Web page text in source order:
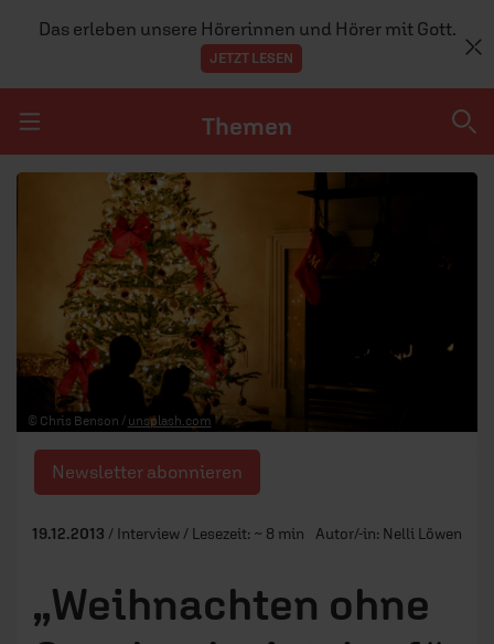
Das erleben unsere Hörerinnen und Hörer mit Gott.
JETZT LESEN
Navigation überspringen
Themen
Themen
DOSSIERS
GLAUBE
MENSCHEN
GESELLSCHAFT
TEAM
© Chris Benson / unsplash.com
Newsletter abonnieren
19.12.2013 / Interview / Lesezeit: ~ 8 min Autor/-in: Nelli Löwen
„Weihnachten ohne